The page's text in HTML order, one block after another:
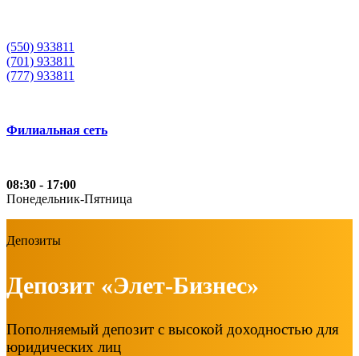
(550) 933811
(701) 933811
(777) 933811
Филиальная сеть
08:30 - 17:00
Понедельник-Пятница
Депозиты
Депозит «Элет-Бизнес»
Пополняемый депозит с высокой доходностью для
юридических лиц